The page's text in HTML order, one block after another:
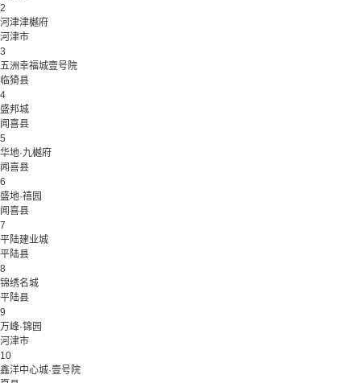
2
河津津樾府
河津市
3
五洲幸福城壹号院
临猗县
4
盛邦城
闻喜县
5
华地·九樾府
闻喜县
6
盛地·禧园
闻喜县
7
平陆建业城
平陆县
8
锦绣名城
平陆县
9
万峰·锦园
河津市
10
鑫洋中心城·壹号院